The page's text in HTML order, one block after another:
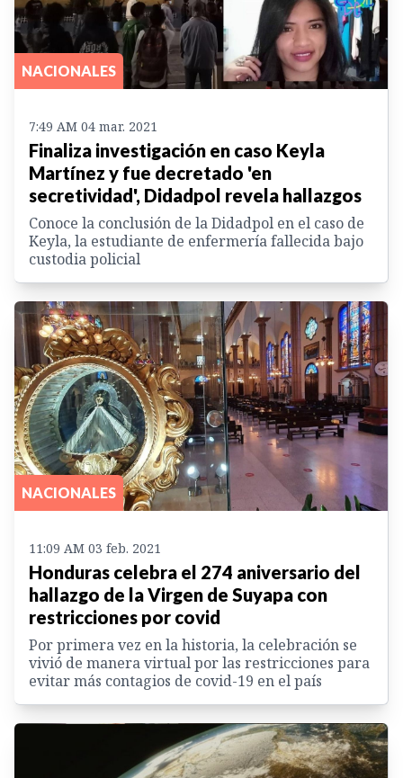
NACIONALES
7:49 AM 04 mar. 2021
Finaliza investigación en caso Keyla
Martínez y fue decretado 'en
secretividad', Didadpol revela hallazgos
Conoce la conclusión de la Didadpol en el caso de
Keyla, la estudiante de enfermería fallecida bajo
custodia policial
NACIONALES
11:09 AM 03 feb. 2021
Honduras celebra el 274 aniversario del
hallazgo de la Virgen de Suyapa con
restricciones por covid
Por primera vez en la historia, la celebración se
vivió de manera virtual por las restricciones para
evitar más contagios de covid-19 en el país